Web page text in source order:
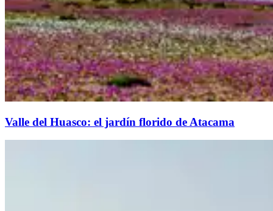
Valle del Huasco: el jardín florido de Atacama